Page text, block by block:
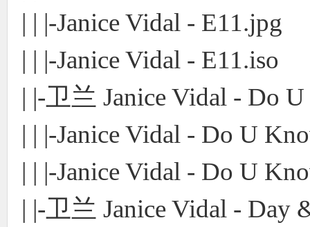
| | |-Janice Vidal - E11.jpg
| | |-Janice Vidal - E11.iso
| |-卫兰 Janice Vidal - Do
| | |-Janice Vidal - Do U
| | |-Janice Vidal - Do U
| |-卫兰 Janice Vidal -